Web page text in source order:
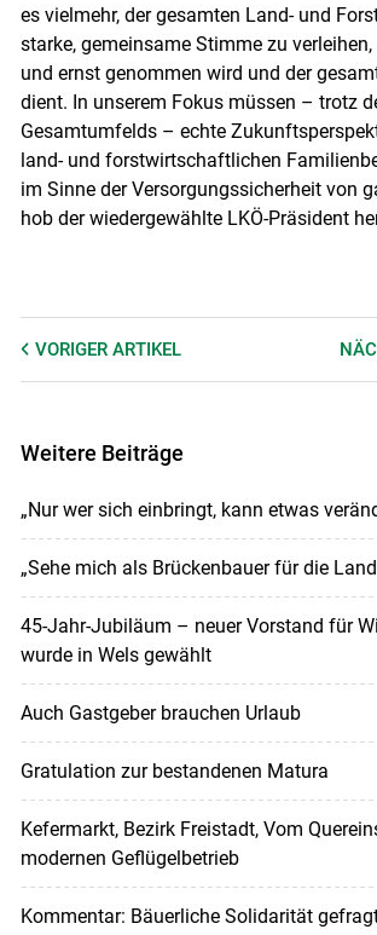
es vielmehr, der gesamten Land- und
starke, gemeinsame Stimme zu
und ernst genommen wird und der
dient. In unserem Fokus müssen – trotz
Gesamtumfelds – echte
land- und forstwirtschaftlichen
im Sinne der Versorgungssicherheit von
hob der wiedergewählte LKÖ-Präsident
VORIGER ARTIKEL
Weitere Beiträge
„Nur wer sich einbringt, kann etwas
„Sehe mich als Brückenbauer für die
45-Jahr-Jubiläum – neuer Vorstand für
wurde in Wels gewählt
Auch Gastgeber brauchen Urlaub
Gratulation zur bestandenen Matura
Kefermarkt, Bezirk Freistadt, Vom
modernen Geflügelbetrieb
Kommentar: Bäuerliche Solidarität